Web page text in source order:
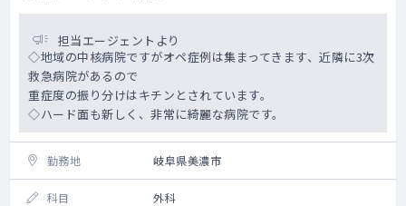
担当エージェントより
◇地域の中核病院ですがオペ症例は集まってきます、近隣に3次
救急病院があるので
重症度の振り分けはキチンとされています。
◇ハード面も新しく、非常に綺麗な病院です。
勤務地 岐阜県美濃市
科目 外科